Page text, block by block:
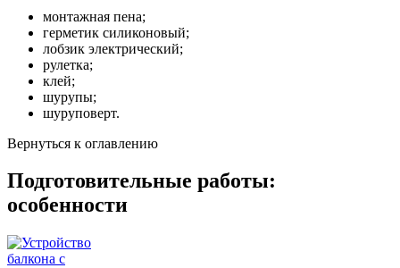
монтажная пена;
герметик силиконовый;
лобзик электрический;
рулетка;
клей;
шурупы;
шуруповерт.
Вернуться к оглавлению
Подготовительные работы:
особенности